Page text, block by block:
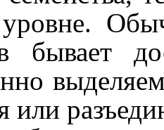
бывает
или